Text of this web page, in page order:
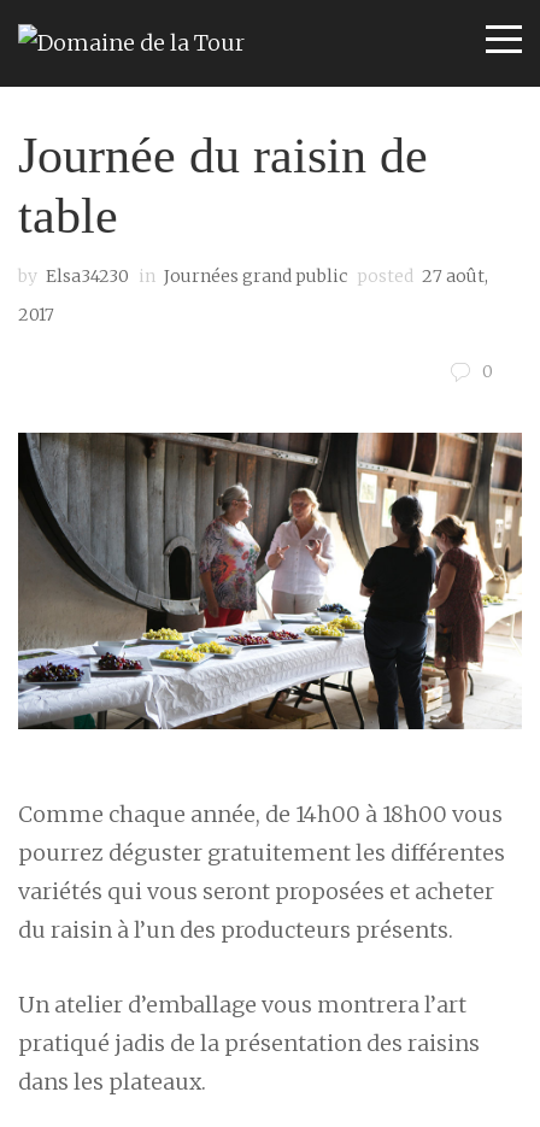
Journée du raisin de
table
by Elsa34230 in Journées grand public posted 27 août,
2017
0
Comme chaque année, de 14h00 à 18h00 vous
pourrez déguster gratuitement les différentes
variétés qui vous seront proposées et acheter
du raisin à l’un des producteurs présents.
Un atelier d’emballage vous montrera l’art
pratiqué jadis de la présentation des raisins
dans les plateaux.